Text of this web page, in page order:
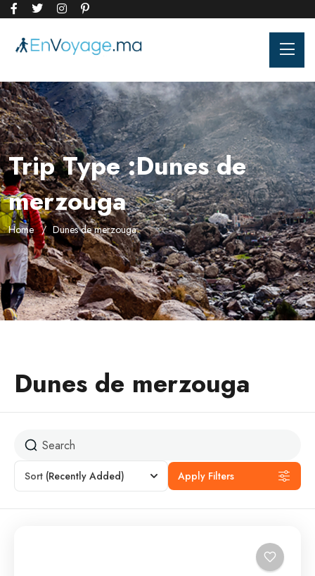
Trip Type :Dunes de
merzouga
Home Dunes de merzouga
Dunes de merzouga
Sort (Recently Added) Apply Filters